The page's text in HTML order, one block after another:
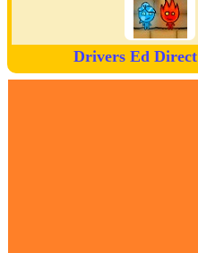
Drivers Ed Direct